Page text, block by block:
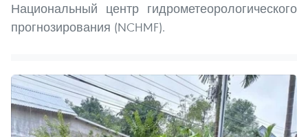
Национальный центр гидрометеорологического
прогнозирования (NCHMF).